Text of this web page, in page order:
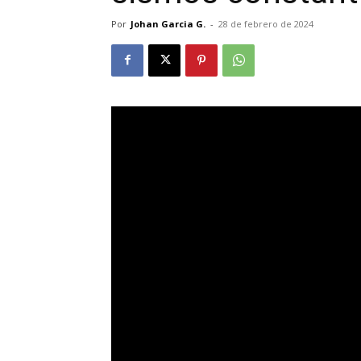
Por Johan Garcia G. - 28 de febrero de 2024